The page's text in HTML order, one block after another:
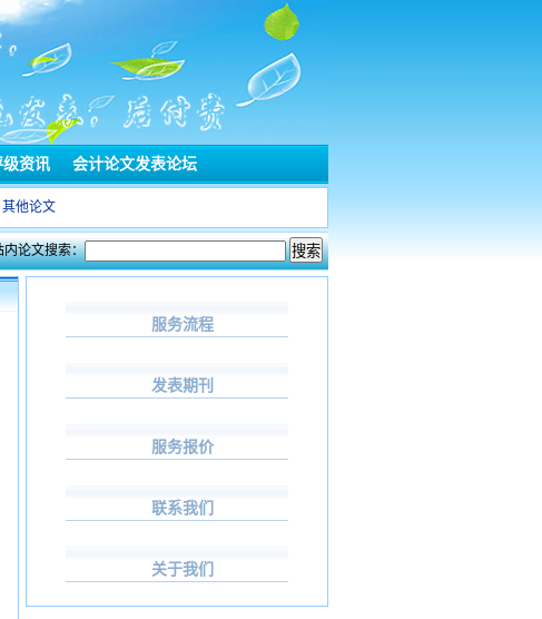
级资讯 会计论文发表论坛
其他论文
内论文搜索：
服务流程
发表期刊
服务报价
联系我们
关于我们